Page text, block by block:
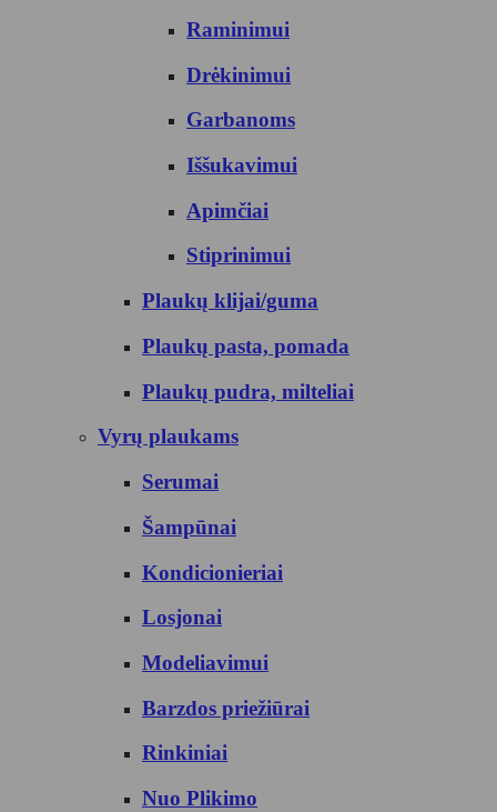
Raminimui
Drėkinimui
Garbanoms
Iššukavimui
Apimčiai
Stiprinimui
Plaukų klijai/guma
Plaukų pasta, pomada
Plaukų pudra, milteliai
Vyrų plaukams
Serumai
Šampūnai
Kondicionieriai
Losjonai
Modeliavimui
Barzdos priežiūrai
Rinkiniai
Nuo Plikimo